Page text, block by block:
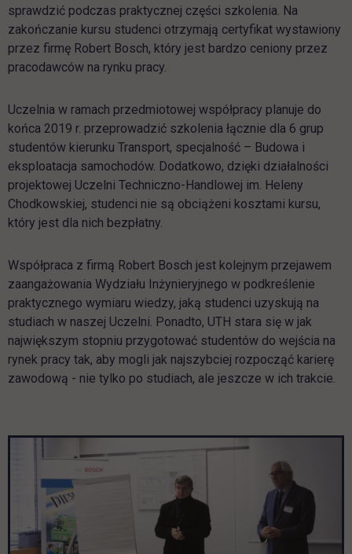
sprawdzić podczas praktycznej części szkolenia. Na
zakończanie kursu studenci otrzymają certyfikat wystawiony
przez firmę Robert Bosch, który jest bardzo ceniony przez
pracodawców na rynku pracy.
Uczelnia w ramach przedmiotowej współpracy planuje do
końca 2019 r. przeprowadzić szkolenia łącznie dla 6 grup
studentów kierunku Transport, specjalność – Budowa i
eksploatacja samochodów. Dodatkowo, dzięki działalności
projektowej Uczelni Techniczno-Handlowej im. Heleny
Chodkowskiej, studenci nie są obciążeni kosztami kursu,
który jest dla nich bezpłatny.
Współpraca z firmą Robert Bosch jest kolejnym przejawem
zaangażowania Wydziału Inżynieryjnego w podkreślenie
praktycznego wymiaru wiedzy, jaką studenci uzyskują na
studiach w naszej Uczelni. Ponadto, UTH stara się w jak
największym stopniu przygotować studentów do wejścia na
rynek pracy tak, aby mogli jak najszybciej rozpocząć karierę
zawodową - nie tylko po studiach, ale jeszcze w ich trakcie.